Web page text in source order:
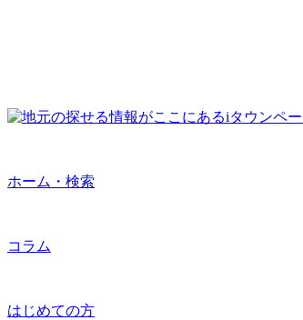
ホーム・検索
コラム
はじめての方